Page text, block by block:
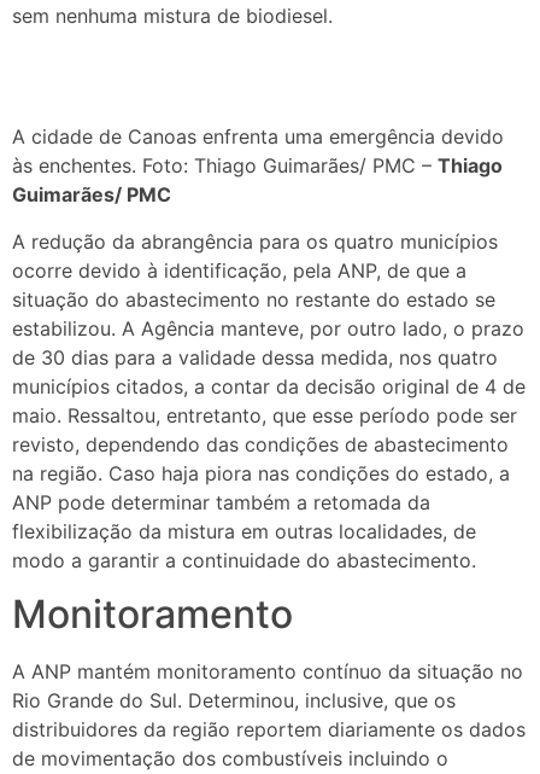
sem nenhuma mistura de biodiesel.
A cidade de Canoas enfrenta uma emergência devido
às enchentes. Foto: Thiago Guimarães/ PMC – Thiago
Guimarães/ PMC
A redução da abrangência para os quatro municípios
ocorre devido à identificação, pela ANP, de que a
situação do abastecimento no restante do estado se
estabilizou. A Agência manteve, por outro lado, o prazo
de 30 dias para a validade dessa medida, nos quatro
municípios citados, a contar da decisão original de 4 de
maio. Ressaltou, entretanto, que esse período pode ser
revisto, dependendo das condições de abastecimento
na região. Caso haja piora nas condições do estado, a
ANP pode determinar também a retomada da
flexibilização da mistura em outras localidades, de
modo a garantir a continuidade do abastecimento.
Monitoramento
A ANP mantém monitoramento contínuo da situação no
Rio Grande do Sul. Determinou, inclusive, que os
distribuidores da região reportem diariamente os dados
de movimentação dos combustíveis incluindo o